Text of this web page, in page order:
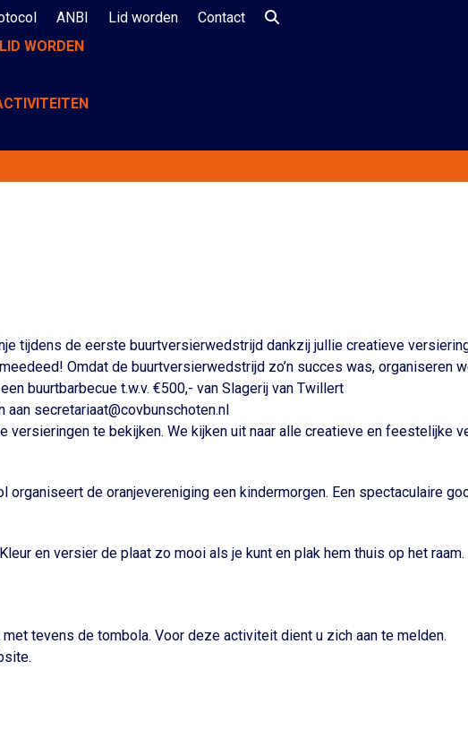
ANBI Lid worden
Contact
LID WORDEN
tijdens de eerste buurtversierwedstrijd dankzij jullie creatieve
Omdat de buurtversierwedstrijd zo’n succes was, organiseren
buurtbarbecue t.w.v. €500,- van Slagerij van Twillert
secretariaat@covbunschoten.nl
versieringen te bekijken. We kijken uit naar alle creatieve en feestelijke
de oranjevereniging een kindermorgen. Een spectaculaire
en versier de plaat zo mooi als je kunt en plak hem thuis op het raam.
tevens de tombola. Voor deze activiteit dient u zich aan te melden.